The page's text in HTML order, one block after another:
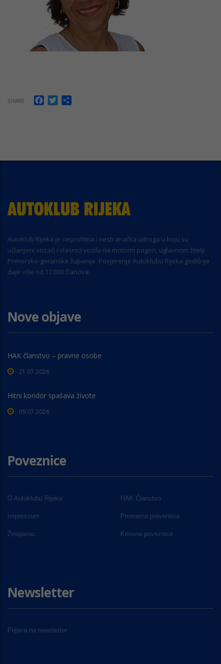
SHARE Facebook
Twitter
Autoklub Rijeka je neprofitna i nestranačka udruga u koju su
učlanjeni vozači i vlasnici vozila na motorni pogon, uglavnom žitelji
Primorsko-goranske županije. Povjerenje Autoklubu Rijeka godišnje
daje više od 17.000 članova.
Nove objave
HAK članstvo – pravne osobe
21.07.2026
Hitni koridor spašava živote
09.07.2026
Poveznice
O Autoklubu Rijeka HAK Članstvo
Impressum Prometna preventiva
Žmigavac Korisne poveznice
Newsletter
Prijava na newsletter